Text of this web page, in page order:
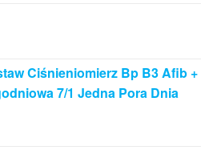
Ciśnieniomierz Bp B3 Afib +
7/1 Jedna Pora Dnia